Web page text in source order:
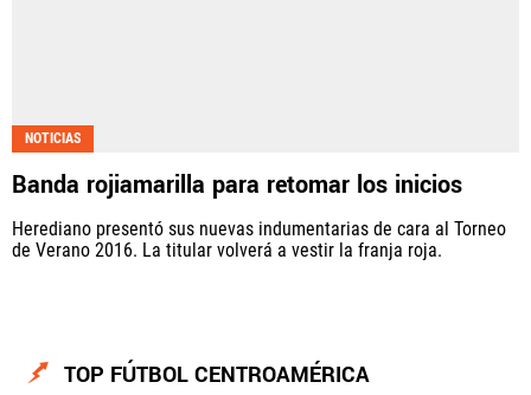
NOTICIAS
Banda rojiamarilla para retomar los inicios
Herediano presentó sus nuevas indumentarias de cara al Torneo
de Verano 2016. La titular volverá a vestir la franja roja.
TOP FÚTBOL CENTROAMÉRICA